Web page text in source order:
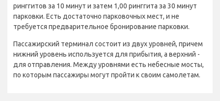
ринггитов за 10 минут и затем 1,00 ринггита за 30 минут
парковки. Есть достаточно парковочных мест, и не
требуется предварительное бронирование парковки.
Пассажирский терминал состоит из двух уровней, причем
нижний уровень используется для прибытия, а верхний -
для отправления. Между уровнями есть небесные мосты,
по которым пассажиры могут пройти к своим самолетам.